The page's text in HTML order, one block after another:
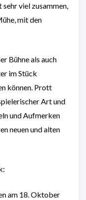
viel zusammen,
mit den
Bühne als auch
im Stück
können. Prott
Art und
und Aufmerken
neuen und alten
am 18. Oktober